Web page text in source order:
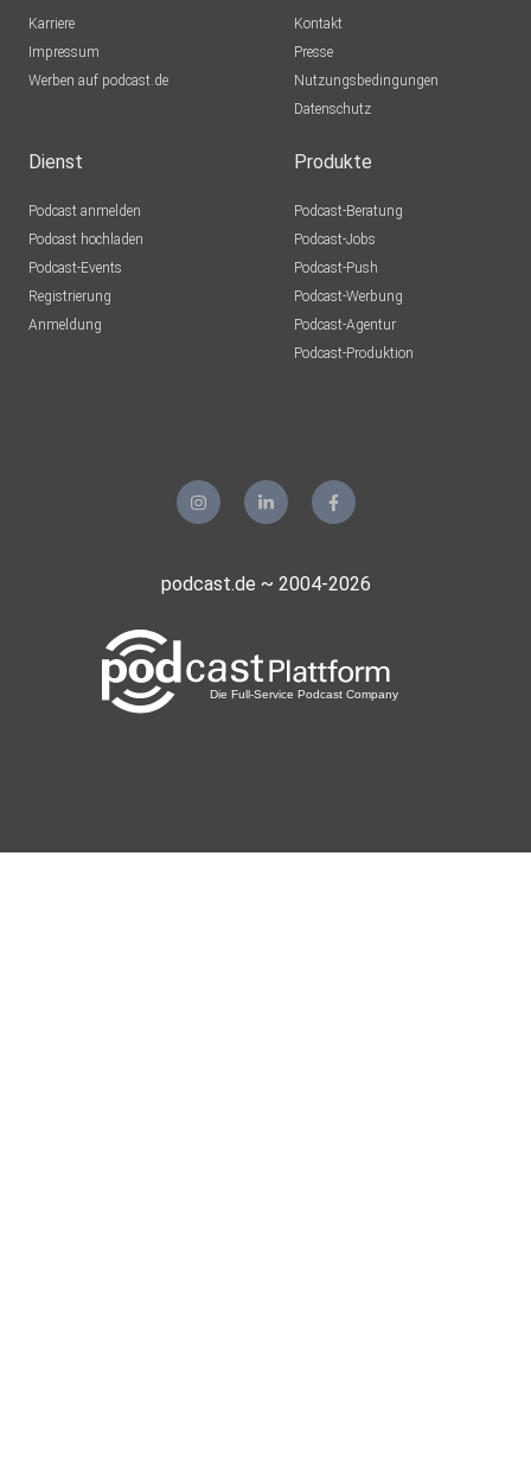
Karriere
Impressum
Werben auf podcast.de
Kontakt
Presse
Nutzungsbedingungen
Datenschutz
Dienst
Podcast anmelden
Podcast hochladen
Podcast-Events
Registrierung
Anmeldung
Produkte
Podcast-Beratung
Podcast-Jobs
Podcast-Push
Podcast-Werbung
Podcast-Agentur
Podcast-Produktion
podcast.de ~ 2004-2026